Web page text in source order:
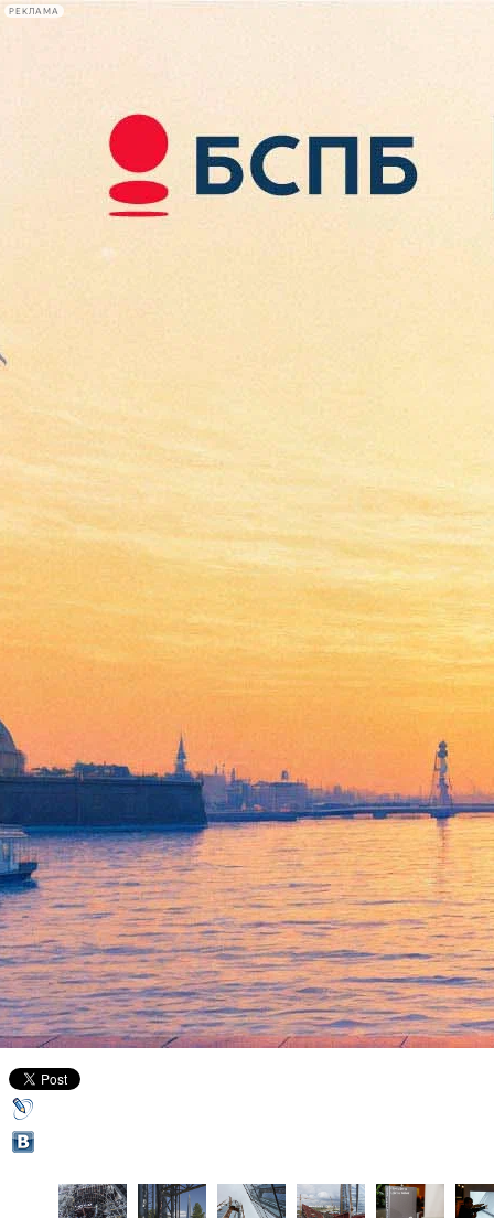
РЕКЛАМА
Сегодня:
2026.08.08
14:27
Афиша Plus
Три фотохудожника
опубликовали лучшие виды
Лахта Центра
22 ноября 2018,12:04 Версия для печати